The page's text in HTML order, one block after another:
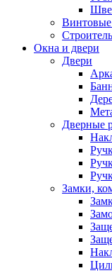
Винтовые
Окна и двери
Двери
Дверные
Замки,